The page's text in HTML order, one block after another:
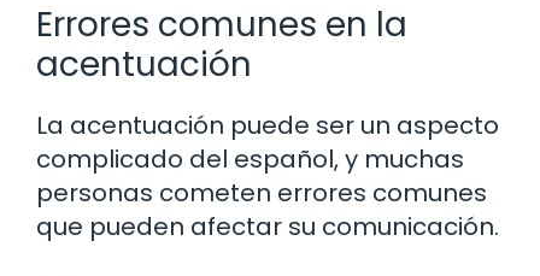
Errores comunes en la
acentuación
La acentuación puede ser un aspecto
complicado del español, y muchas
personas cometen errores comunes
que pueden afectar su comunicación.